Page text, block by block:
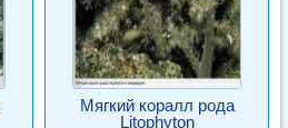
Мягкий коралл рода
Litophyton